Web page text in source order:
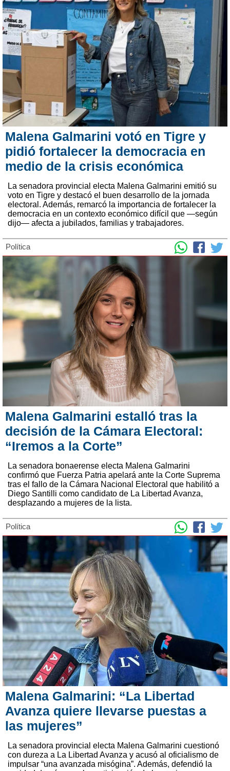
Malena Galmarini votó en Tigre y
pidió fortalecer la democracia en
medio de la crisis económica
La senadora provincial electa Malena Galmarini emitió su
voto en Tigre y destacó el buen desarrollo de la jornada
electoral. Además, remarcó la importancia de fortalecer la
democracia en un contexto económico difícil que —según
dijo— afecta a jubilados, familias y trabajadores.
Política
Malena Galmarini estalló tras la
decisión de la Cámara Electoral:
“Iremos a la Corte”
La senadora bonaerense electa Malena Galmarini
confirmó que Fuerza Patria apelará ante la Corte Suprema
tras el fallo de la Cámara Nacional Electoral que habilitó a
Diego Santilli como candidato de La Libertad Avanza,
desplazando a mujeres de la lista.
Política
Malena Galmarini: “La Libertad
Avanza quiere llevarse puestas a
las mujeres”
La senadora provincial electa Malena Galmarini cuestionó
con dureza a La Libertad Avanza y acusó al oficialismo de
impulsar “una avanzada misógina”. Además, defendió la